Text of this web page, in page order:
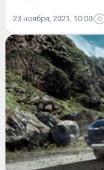
23 ноября, 2021, 10:00